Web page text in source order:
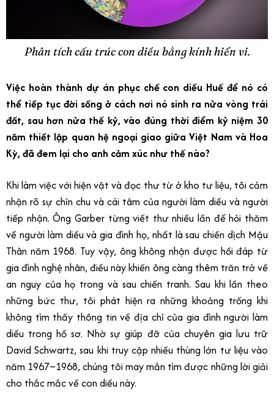
Phân tích cấu trúc con diều bằng kính hiển vi.
Việc hoàn thành dự án phục chế con diều Huế để nó có
thể tiếp tục đời sống ở cách nơi nó sinh ra nửa vòng trái
đất, sau hơn nửa thế kỷ, vào đúng thời điểm kỷ niệm 30
năm thiết lập quan hệ ngoại giao giữa Việt Nam và Hoa
Kỳ, đã đem lại cho anh cảm xúc như thế nào?
Khi làm việc với hiện vật và đọc thư từ ở kho tư liệu, tôi cảm
nhận rõ sự chỉn chu và cái tâm của người làm diều và người
tiếp nhận. Ông Garber từng viết thư nhiều lần để hỏi thăm
về người làm diều và gia đình họ, nhất là sau chiến dịch Mậu
Thân năm 1968. Tuy vậy, ông không nhận được hồi đáp từ
gia đình nghệ nhân, điều này khiến ông càng thêm trăn trở về
an nguy của họ trong và sau chiến tranh. Sau khi lần theo
những bức thư, tôi phát hiện ra những khoảng trống khi
không tìm thấy thông tin về địa chỉ của gia đình người làm
diều trong hồ sơ. Nhờ sự giúp đỡ của chuyên gia lưu trữ
David Schwartz, sau khi truy cập nhiều thùng lớn tư liệu vào
năm 1967–1968, chúng tôi may mắn tìm được những lời giải
cho thắc mắc về con diều này.